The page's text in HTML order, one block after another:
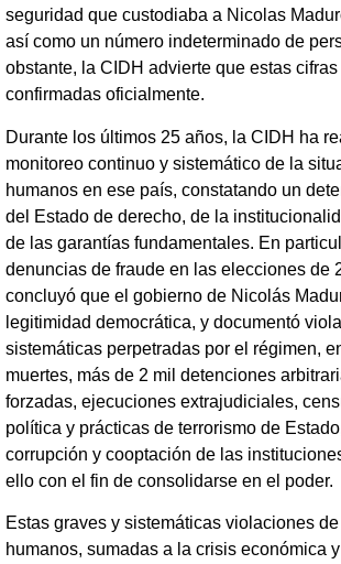
seguridad que custodiaba a Nicolas
así como un número indeterminado de
obstante, la CIDH advierte que estas cifras
confirmadas oficialmente.
Durante los últimos 25 años, la CIDH ha
monitoreo continuo y sistemático de la
humanos en ese país, constatando un
del Estado de derecho, de la
de las garantías fundamentales. En
denuncias de fraude en las elecciones de
concluyó que el gobierno de Nicolás
legitimidad democrática, y documentó
sistemáticas perpetradas por el régimen,
muertes, más de 2 mil detenciones
forzadas, ejecuciones extrajudiciales,
política y prácticas de terrorismo de
corrupción y cooptación de las
ello con el fin de consolidarse en el poder.
Estas graves y sistemáticas violaciones
humanos, sumadas a la crisis económica